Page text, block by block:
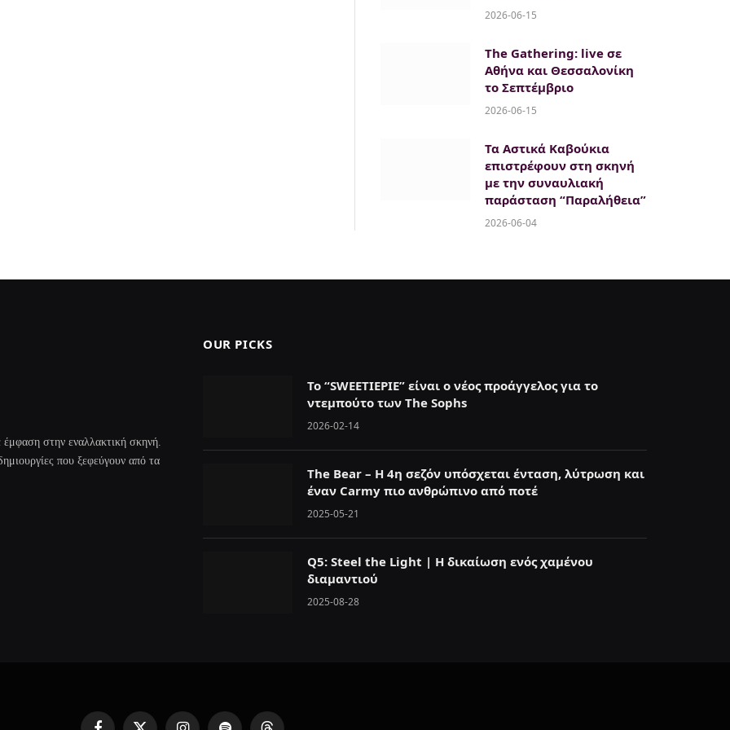
2026-06-15
The Gathering: live σε
Αθήνα και Θεσσαλονίκη
το Σεπτέμβριο
2026-06-15
Τα Αστικά Καβούκια
επιστρέφουν στη σκηνή
με την συναυλιακή
παράσταση “Παραλήθεια”
2026-06-04
στην εναλλακτική σκηνή.
που ξεφεύγουν από τα
OUR PICKS
Το “SWEETIEPIE” είναι ο νέος προάγγελος για το
ντεμπούτο των The Sophs
2026-02-14
The Bear – Η 4η σεζόν υπόσχεται ένταση, λύτρωση και
έναν Carmy πιο ανθρώπινο από ποτέ
2025-05-21
Q5: Steel the Light | H δικαίωση ενός χαμένου
διαμαντιού
2025-08-28